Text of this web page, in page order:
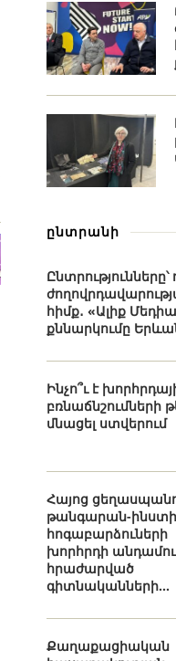
ընտրանի
հիմք․ «Ալիք
քննարկումը
Ինչո՞ւ է
բռնաճնշումների
մնացել ստվերում
Հայոց
թանգարան-
հոգաբարձուների
խորհրդի
հրաժարված
գիտնականների...
Քաղաքացիական